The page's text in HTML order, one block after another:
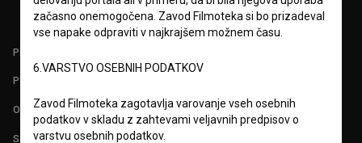
PARTNERJI
POGOJI UPORABE
O PROJEKTU
STATISTIKA
začasno onemogočena. Zavod Filmoteka si bo prizadeval
vse napake odpraviti v najkrajšem možnem času.
6.VARSTVO OSEBNIH PODATKOV
Zavod Filmoteka zagotavlja varovanje vseh osebnih
podatkov v skladu z zahtevami veljavnih predpisov o
varstvu osebnih podatkov.